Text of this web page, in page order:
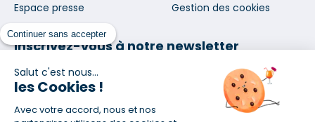
Continuer sans accepter
Salut c'est nous...
les Cookies !
Avec votre accord, nous et nos
Espace presse
Gestion des cookies
Inscrivez-vous à notre newsletter
et nos communications